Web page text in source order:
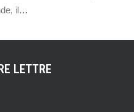
il…
LETTRE